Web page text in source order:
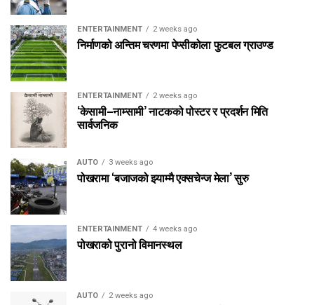
ENTERTAINMENT 2 weeks ago
निर्माणको अन्तिम चरणमा पेप्सीकोला फुटबल ग्राउण्ड
ENTERTAINMENT 2 weeks ago
‘केसामी–नाम्सामी’ नाटकको पोस्टर र प्रदर्शन मिति
सार्वजनिक
AUTO 3 weeks ago
पोखरामा ‘बजाजको झ्याम्मै एक्सचेन्ज मेला’ सुरु
ENTERTAINMENT 4 weeks ago
पोखराको पुरानो विमानस्थल
AUTO 2 weeks ago